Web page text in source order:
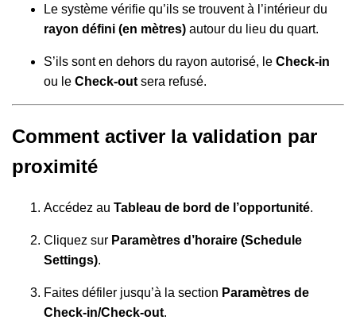
Le système vérifie qu’ils se trouvent à l’intérieur du
rayon défini (en mètres) autour du lieu du quart.
S’ils sont en dehors du rayon autorisé, le Check-in
ou le Check-out sera refusé.
Comment activer la validation par
proximité
Accédez au Tableau de bord de l’opportunité.
Cliquez sur Paramètres d’horaire (Schedule
Settings).
Faites défiler jusqu’à la section Paramètres de
Check-in/Check-out.